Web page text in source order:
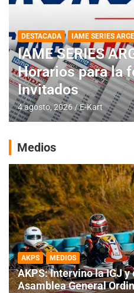
DESTACADA IAME SERIES
IAME SERIES
Horarios para la
Invitados
4 agosto, 2026 E-Kart
Medios
AKPS MEDIOS
AKPS: Intervino la IGJ
Asamblea General